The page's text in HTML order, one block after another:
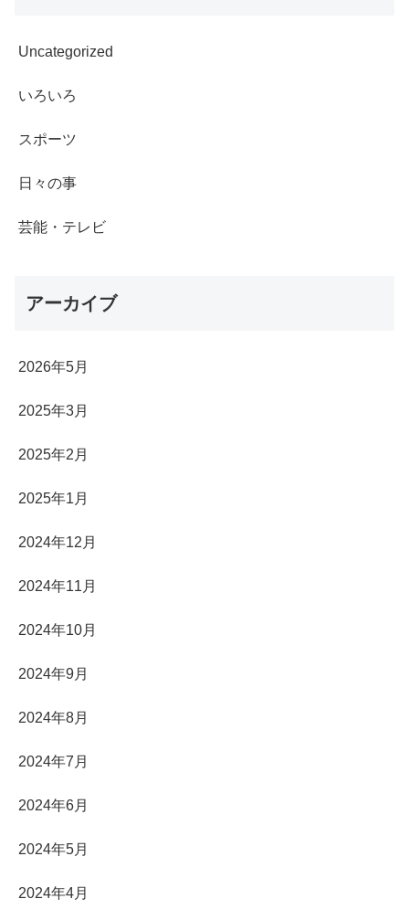
Uncategorized
いろいろ
スポーツ
日々の事
芸能・テレビ
アーカイブ
2026年5月
2025年3月
2025年2月
2025年1月
2024年12月
2024年11月
2024年10月
2024年9月
2024年8月
2024年7月
2024年6月
2024年5月
2024年4月